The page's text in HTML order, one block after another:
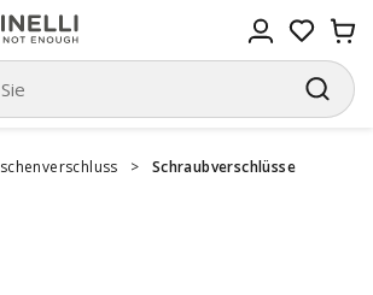
> Schraubverschlüsse